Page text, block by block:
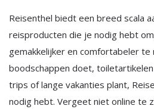
Reisenthel biedt een breed scala
reisproducten die je nodig hebt
gemakkelijker en comfortabeler te
boodschappen doet,
trips of lange vakanties plant,
nodig hebt. Vergeet niet online te